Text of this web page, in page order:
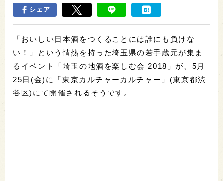
シェア
「おいしい日本酒をつくることには誰にも負けな
い！」という情熱を持った埼玉県の若手蔵元が集ま
るイベント「埼玉の地酒を楽しむ会 2018」が、5月
25日(金)に「東京カルチャーカルチャー」(東京都渋
谷区)にて開催されるそうです。